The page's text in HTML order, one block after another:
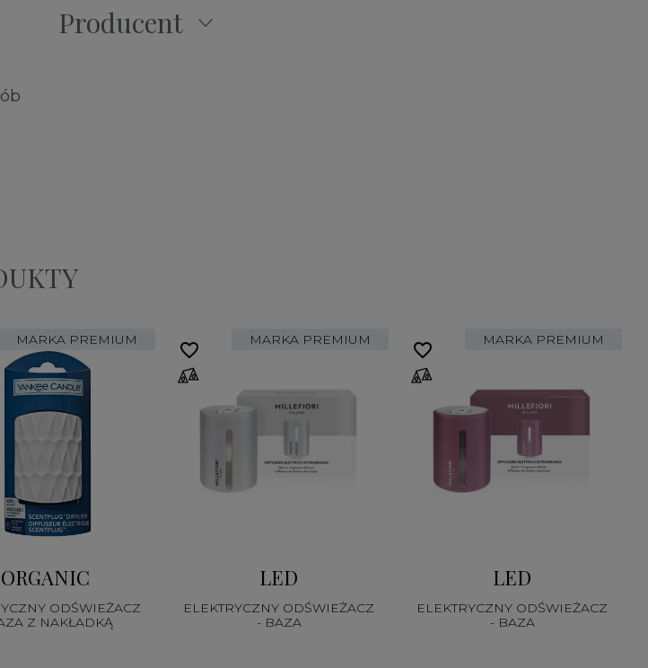
Producent
MARKA PREMIUM
ORGANIC
ODŚWIEŻACZ
Z NAKŁADKĄ
MARKA PREMIUM
LED
ELEKTRYCZNY ODŚWIEŻACZ
- BAZA
favorite_border MARKA PREMIUM
LED
ELEKTRYCZNY ODŚWIEŻACZ
- BAZA
favorite_border